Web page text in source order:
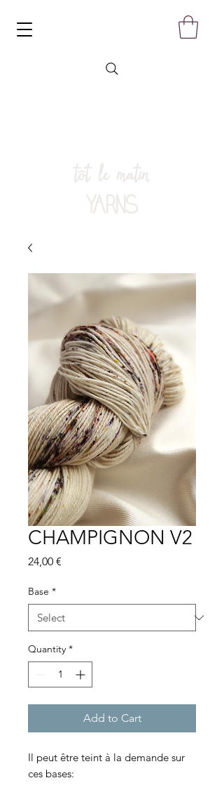
tôt le matin
YARNS
CHAMPIGNON V2
24,00 €
Base *
Quantity *
Add to Cart
Il peut être teint à la demande sur
ces bases: